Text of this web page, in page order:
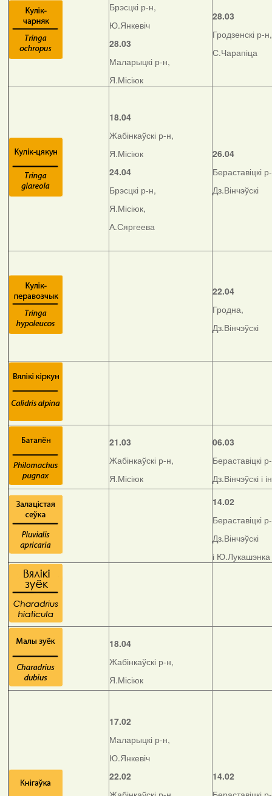
Брэсцкі р-н,
Ю.Янкевіч
28.03
Маларыцкі р-н,
Я.Місіюк
28.03
Гродзенскі р-н,
С.Чарапіца
18.04
Жабінкаўскі р-н,
Я.Місіюк
24.04
Брэсцкі р-н,
Я.Місіюк,
А.Сяргеева
26.04
Бераставіцкі
Дз.Вінчэўскі
22.04
Гродна,
Дз.Вінчэўскі
21.03
Жабінкаўскі р-н,
Я.Місіюк
06.03
Бераставіцкі
Дз.Вінчэўскі і
14.02
Бераставіцкі
Дз.Вінчэўскі
і Ю.Лукашэнка
18.04
Жабінкаўскі р-н,
Я.Місіюк
17.02
Маларыцкі р-н,
Ю.Янкевіч
22.02
14.02